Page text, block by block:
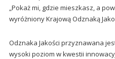
„Pokaż mi, gdzie mieszkasz, a
wyróżniony Krajową Odznaką
Odznaka Jakości przyznawana
wysoki poziom w kwestii